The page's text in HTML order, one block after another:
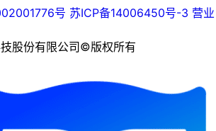
号 苏ICP备14006450号-3 营业
股份有限公司©版权所有